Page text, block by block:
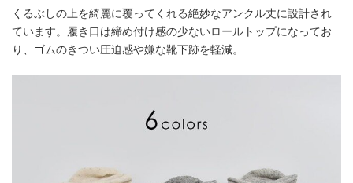
くるぶしの上を綺麗に覆ってくれる絶妙なアンクル丈に設計され
ています。履き口は締め付け感の少ないロールトップになってお
り、ゴムのきつい圧迫感や嫌な靴下跡を軽減。